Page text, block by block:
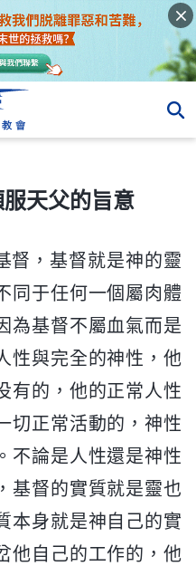
天父的旨意
督，基督就是神的靈
同于任何一個屬肉體
為基督不屬血氣而是
性與完全的神性，他
有的，他的正常人性
切正常活動的，神性
不論是人性還是神性
基督的實質就是靈也
本身就是神自己的實
他自己的工作的，他